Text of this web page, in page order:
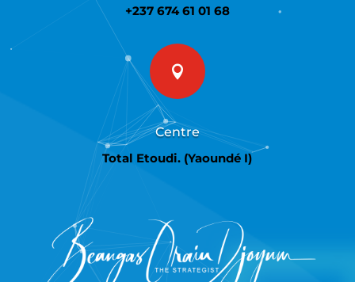
+237 674 61 01 68

Centre
Total Etoudi. (Yaoundé I)